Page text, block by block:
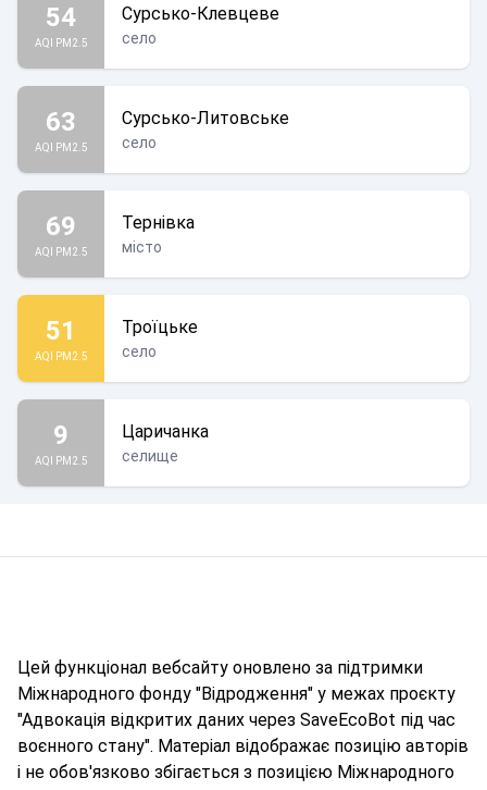
54
AQI PM2.5
Сурсько-Клевцеве
село
63
AQI PM2.5
Сурсько-Литовське
село
69
AQI PM2.5
Тернівка
місто
51
AQI PM2.5
Троїцьке
село
9
AQI PM2.5
Царичанка
селище
Цей функціонал вебсайту оновлено за підтримки
Міжнародного фонду "Відродження" у межах проєкту
"Адвокація відкритих даних через SaveEcoBot під час
воєнного стану". Матеріал відображає позицію авторів
і не обов'язково збігається з позицією Міжнародного